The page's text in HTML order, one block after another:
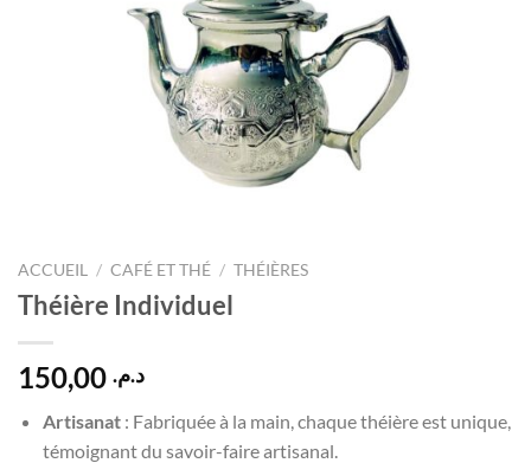
ACCUEIL / CAFÉ ET THÉ / THÉIÈRES
Théière Individuel
د.م.
Artisanat: Fabriquée à la main, chaque théière est unique,
témoignant du savoir-faire artisanal.